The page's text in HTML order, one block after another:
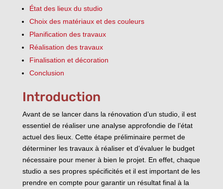
État des lieux du studio
Choix des matériaux et des couleurs
Planification des travaux
Réalisation des travaux
Finalisation et décoration
Conclusion
Introduction
Avant de se lancer dans la rénovation d’un studio, il est
essentiel de réaliser une analyse approfondie de l’état
actuel des lieux. Cette étape préliminaire permet de
déterminer les travaux à réaliser et d’évaluer le budget
nécessaire pour mener à bien le projet. En effet, chaque
studio a ses propres spécificités et il est important de les
prendre en compte pour garantir un résultat final à la